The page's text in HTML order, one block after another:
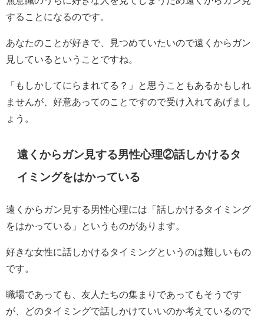
することになるのです。
あなたのことが好きで、見つめていたいので遠くからガン
見しているということですね。
「もしかしてにらまれてる？」と思うこともあるかもしれ
ませんが、好意あってのことですので受け入れてあげまし
ょう。
遠くからガン見する男性心理②話しかけるタ
イミングをはかっている
遠くからガン見する男性心理には「話しかけるタイミング
をはかっている」というものがあります。
好きな女性に話しかけるタイミングというのは難しいもの
です。
職場であっても、友人たちの集まりであってもそうです
が、どのタイミングで話しかけていいのか考えているので